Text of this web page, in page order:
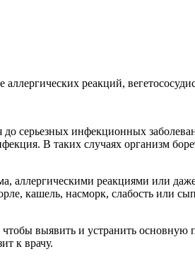
реакций,
серьезных инфекционных
В таких случаях организм
аллергическими реакциями или
кашель, насморк, слабость или
чтобы выявить и устранить
к врачу.